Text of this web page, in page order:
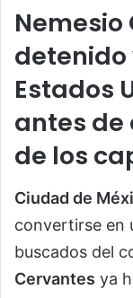
Nemesio
detenido
Estados
antes de
de los
Ciudad de
convertirse en
buscados del
Cervantes ya